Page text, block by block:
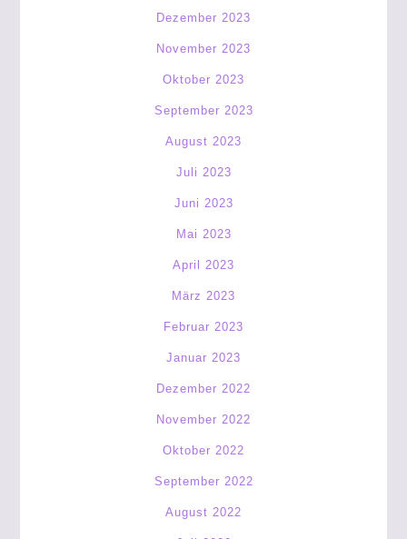
Dezember 2023
November 2023
Oktober 2023
September 2023
August 2023
Juli 2023
Juni 2023
Mai 2023
April 2023
März 2023
Februar 2023
Januar 2023
Dezember 2022
November 2022
Oktober 2022
September 2022
August 2022